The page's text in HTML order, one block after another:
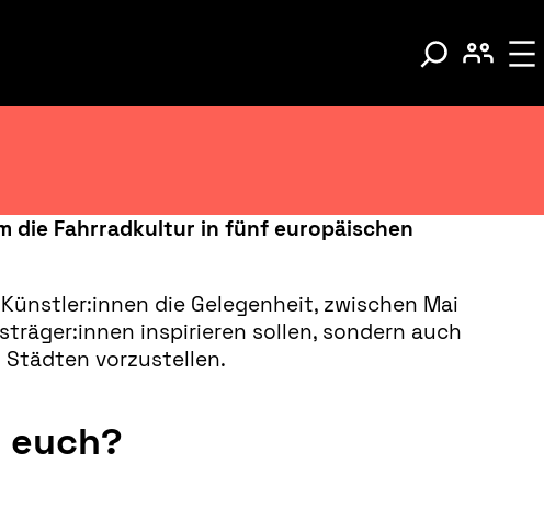
die Fahrradkultur in fünf europäischen
die Gelegenheit, zwischen Mai
inspirieren sollen, sondern auch
Städten vorzustellen.